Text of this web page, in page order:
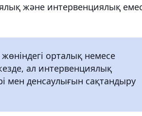
және интервенциялық
орталық немесе
ал интервенциялық
мен денсаулығын сақтандыру